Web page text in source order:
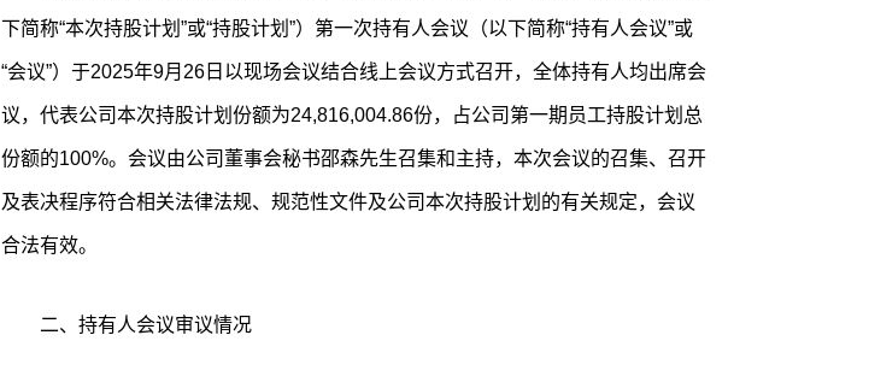
下简称“本次持股计划”或“持股计划”）第一次持有人会议（以下简称“持有人会议”或
“会议”）于2025年9月26日以现场会议结合线上会议方式召开，全体持有人均出席会
议，代表公司本次持股计划份额为24,816,004.86份，占公司第一期员工持股计划总
份额的100%。会议由公司董事会秘书邵森先生召集和主持，本次会议的召集、召开
及表决程序符合相关法律法规、规范性文件及公司本次持股计划的有关规定，会议
合法有效。
二、持有人会议审议情况